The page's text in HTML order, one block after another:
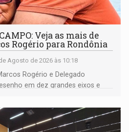
Veja as mais de
Rogério para Rondônia
Agosto de 2026 às 10:18
Rogério e Delegado
em dez grandes eixos e